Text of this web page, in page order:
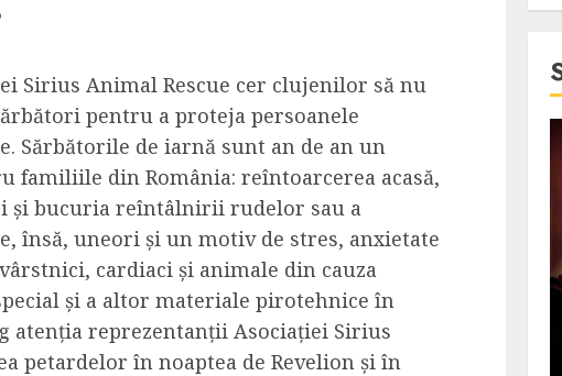
Sirius Animal Rescue cer clujenilor să nu
pentru a proteja persoanele
Sărbătorile de iarnă sunt an de an un
familiile din România: reîntoarcerea acasă,
și bucuria reîntâlnirii rudelor sau a
însă, uneori și un motiv de stres, anxietate
cardiaci și animale din cauza
și a altor materiale pirotehnice în
atenția reprezentanții Asociației Sirius
petardelor în noaptea de Revelion și în
in jurul
te afli intr-un
in
31, 2023
4 min read
SpotOn Cluj
Festivalurile Clujului. De
ce atrage Clujul tinerii si
pe cei mai in varsta an de
an?
ALEXANDRU S. DECEMBER 13, 2023